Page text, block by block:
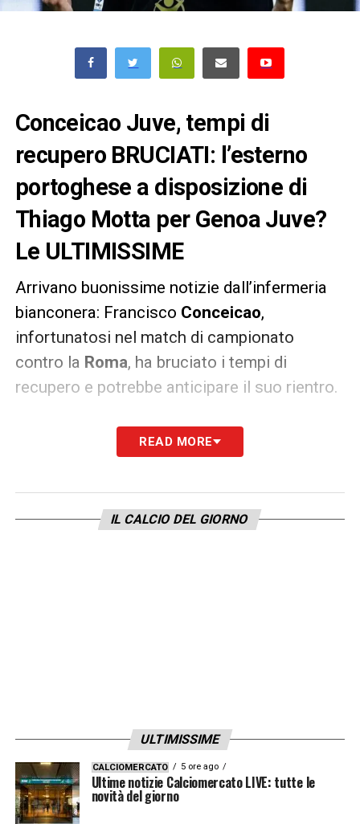
Conceicao Juve, tempi di
recupero BRUCIATI: l’esterno
portoghese a disposizione di
Thiago Motta per Genoa Juve?
Le ULTIMISSIME
Arrivano buonissime notizie dall’infermeria
bianconera: Francisco Conceicao,
infortunatosi nel match di campionato
contro la Roma, ha bruciato i tempi di
recupero e potrebbe anticipare il suo rientro.
Le sue condizioni sono in netto
miglioramento tanto che in casa
procederà comunque con prudenza, con il
READ MORE
IL CALCIO DEL GIORNO
ULTIMISSIME
CALCIOMERCATO 5 ore ago
Ultime notizie Calciomercato LIVE: tutte le
novità del giorno